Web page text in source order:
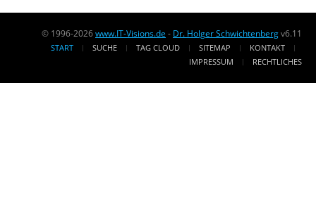
© 1996-2026www.IT-Visions.de - Dr. Holger Schwichtenbergv6.11
START SUCHE TAG CLOUD SITEMAP
KONTAKT
IMPRESSUM
RECHTLICHES